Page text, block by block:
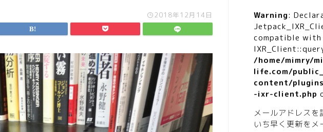
2018年12月14日 Warning:
compatible with
/home/mimry/
life.com/
content/
-ixr-client.php
メールアドレスを
いち早く更新を